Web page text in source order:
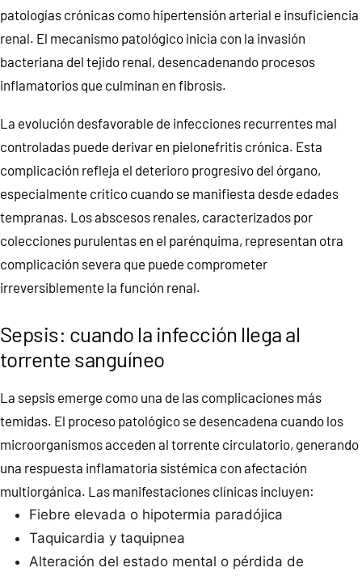
patologías crónicas como hipertensión arterial e insuficiencia
renal. El mecanismo patológico inicia con la invasión
bacteriana del tejido renal, desencadenando procesos
inflamatorios que culminan en fibrosis.
La evolución desfavorable de infecciones recurrentes mal
controladas puede derivar en pielonefritis crónica. Esta
complicación refleja el deterioro progresivo del órgano,
especialmente crítico cuando se manifiesta desde edades
tempranas. Los abscesos renales, caracterizados por
colecciones purulentas en el parénquima, representan otra
complicación severa que puede comprometer
irreversiblemente la función renal.
Sepsis: cuando la infección llega al
torrente sanguíneo
La sepsis emerge como una de las complicaciones más
temidas. El proceso patológico se desencadena cuando los
microorganismos acceden al torrente circulatorio, generando
una respuesta inflamatoria sistémica con afectación
multiorgánica. Las manifestaciones clínicas incluyen:
Fiebre elevada o hipotermia paradójica
Taquicardia y taquipnea
Alteración del estado mental o pérdida de